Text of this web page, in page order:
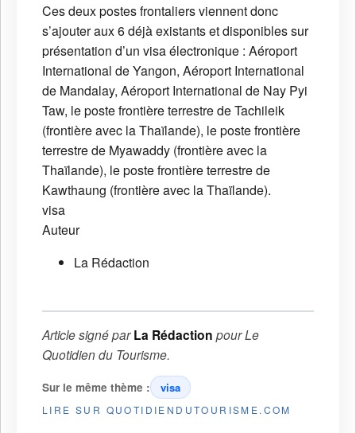
Ces deux postes frontaliers viennent donc
s’ajouter aux 6 déjà existants et disponibles sur
présentation d’un visa électronique : Aéroport
International de Yangon, Aéroport International
de Mandalay, Aéroport International de Nay Pyi
Taw, le poste frontière terrestre de Tachileik
(frontière avec la Thaïlande), le poste frontière
terrestre de Myawaddy (frontière avec la
Thaïlande), le poste frontière terrestre de
Kawthaung (frontière avec la Thaïlande).
visa
Auteur
La Rédaction
Article signé parLa Rédaction pourLe
Quotidien du Tourisme.
Sur le même thème : visa
LIRE SUR QUOTIDIENDUTOURISME.COM